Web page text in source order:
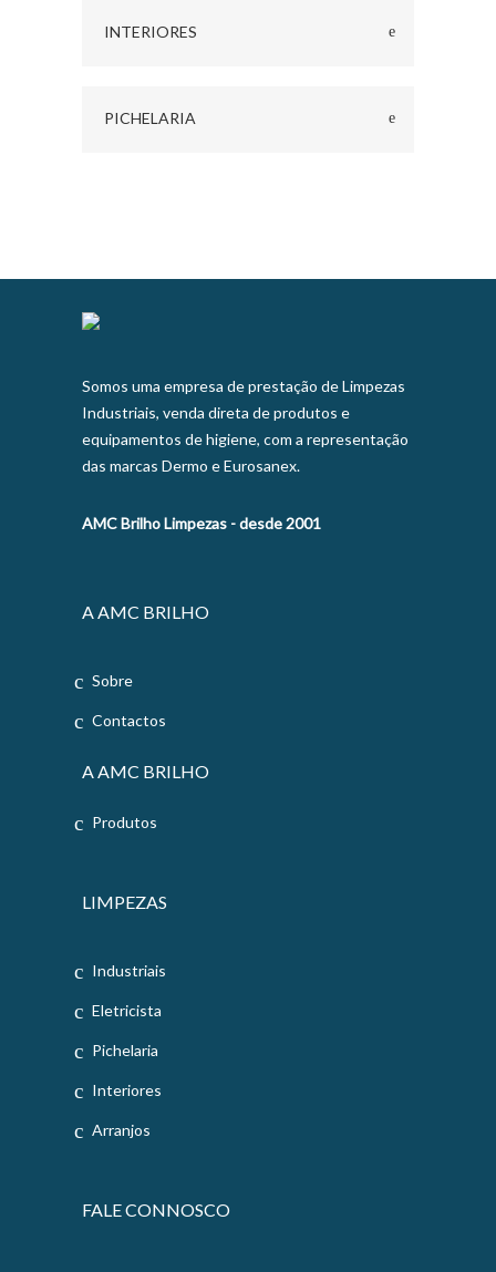
INTERIORES
PICHELARIA
Somos uma empresa de prestação de Limpezas
Industriais, venda direta de produtos e
equipamentos de higiene, com a representação
das marcas Dermo e Eurosanex.
AMC Brilho Limpezas - desde 2001
A AMC BRILHO
Sobre
Contactos
A AMC BRILHO
Produtos
LIMPEZAS
Industriais
Eletricista
Pichelaria
Interiores
Arranjos
FALE CONNOSCO